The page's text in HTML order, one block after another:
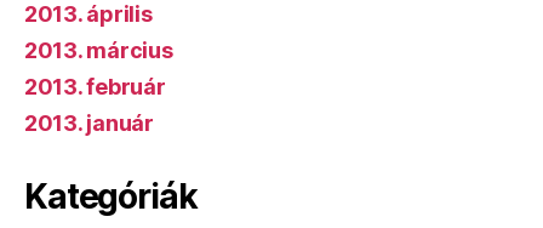
2013. április
2013. március
2013. február
2013. január
Kategóriák